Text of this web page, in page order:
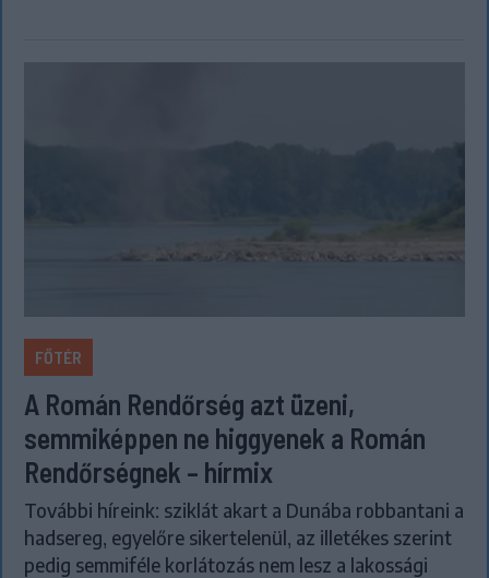
FŐTÉR
A Román Rendőrség azt üzeni,
semmiképpen ne higgyenek a Román
Rendőrségnek – hírmix
További híreink: sziklát akart a Dunába robbantani a
hadsereg, egyelőre sikertelenül, az illetékes szerint
pedig semmiféle korlátozás nem lesz a lakossági